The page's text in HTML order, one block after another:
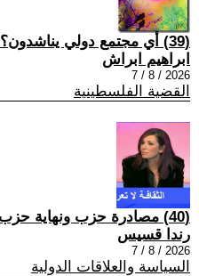
(39) أي مجتمع دولي يناشدون؟
ابراهيم ابراش
2026 / 8 / 7
القضية الفلسطينية
(40) مصادرة حزب ونهاية حزب: تركيا في نهاية حقبة
رندا قسيس
2026 / 8 / 7
السياسة والعلاقات الدولية